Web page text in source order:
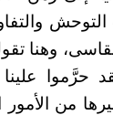
وهنا
حرَّموا علينا
من الأمور